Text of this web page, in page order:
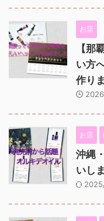
お店
【那
い方
作り
お店
沖縄
いし